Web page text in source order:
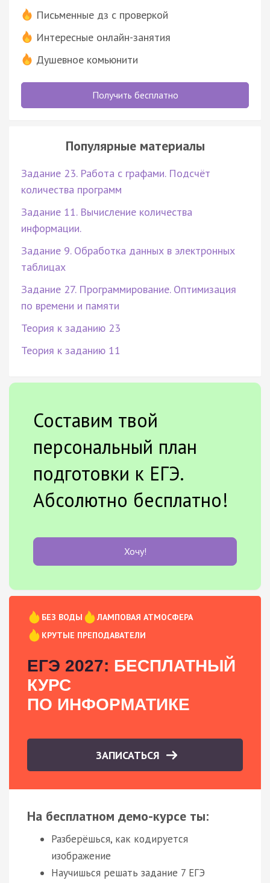
Письменные дз с проверкой
Интересные онлайн-занятия
Душевное комьюнити
Получить бесплатно
Популярные материалы
Задание 23. Работа с графами. Подсчёт
количества программ
Задание 11. Вычисление количества
информации.
Задание 9. Обработка данных в электронных
таблицах
Задание 27. Программирование. Оптимизация
по времени и памяти
Теория к заданию 23
Теория к заданию 11
Составим твой
персональный план
подготовки к ЕГЭ.
Абсолютно бесплатно!
Хочу!
БЕЗ ВОДЫ
ЛАМПОВАЯ АТМОСФЕРА
КРУТЫЕ ПРЕПОДАВАТЕЛИ
ЕГЭ 2027: БЕСПЛАТНЫЙ
КУРС
ПО ИНФОРМАТИКЕ
ЗАПИСАТЬСЯ
На бесплатном демо-курсе ты:
Разберёшься, как кодируется
изображение
Научишься решать задание 7 ЕГЭ